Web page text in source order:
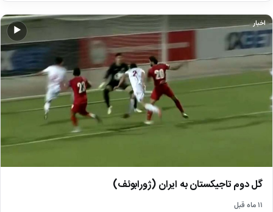
▶
اخبار
گل دوم تاجیکستان به ایران (ژورابوئف)
۱۱ ماه قبل